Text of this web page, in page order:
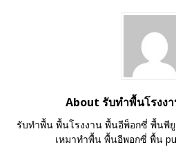
About รับทำพื้นโรงง
รับทำพื้น พื้นโรงงาน พื้นอีพ็อกซี่ พื้นพี
เหมาทำพื้น พื้นอีพอกซี่ พื้น